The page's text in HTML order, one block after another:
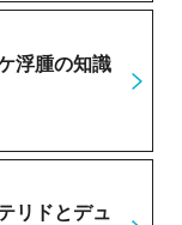
浮腫の知識
リドとデュ